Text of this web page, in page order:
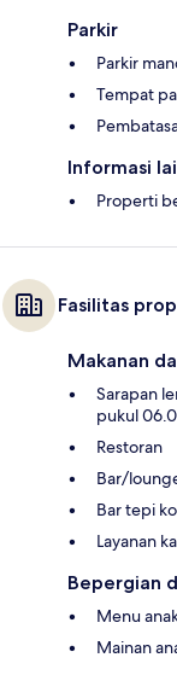
Parkir
Parkir
Tempat
Informasi
Properti
Fasilitas
Makanan
Sarapan
pukul
Restoran
Bar/
Bar tepi
Layanan
Bepergian
Menu
Mainan